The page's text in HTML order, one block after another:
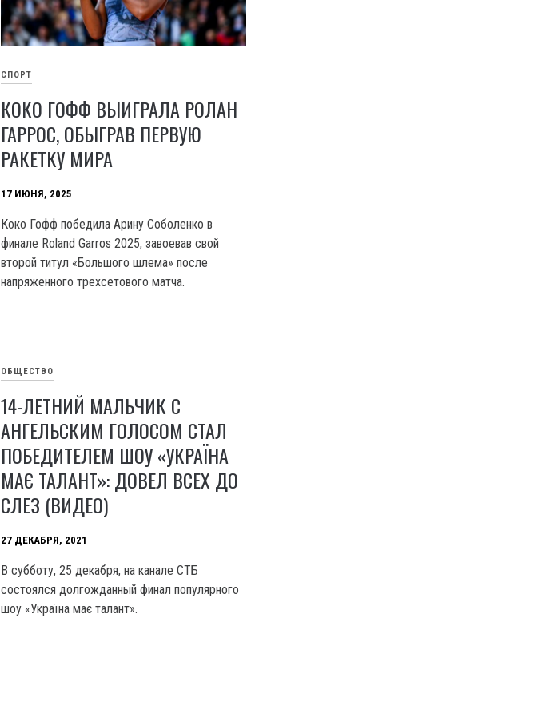
СПОРТ
КОКО ГОФФ ВЫИГРАЛА РОЛАН
ГАРРОС, ОБЫГРАВ ПЕРВУЮ
РАКЕТКУ МИРА
17 ИЮНЯ, 2025
Коко Гофф победила Арину Соболенко в
финале Roland Garros 2025, завоевав свой
второй титул «Большого шлема» после
напряженного трехсетового матча.
ОБЩЕСТВО
14-ЛЕТНИЙ МАЛЬЧИК С
АНГЕЛЬСКИМ ГОЛОСОМ СТАЛ
ПОБЕДИТЕЛЕМ ШОУ «УКРАЇНА
МАЄ ТАЛАНТ»: ДОВЕЛ ВСЕХ ДО
СЛЕЗ (ВИДЕО)
27 ДЕКАБРЯ, 2021
В субботу, 25 декабря, на канале СТБ
состоялся долгожданный финал популярного
шоу «Україна має талант».